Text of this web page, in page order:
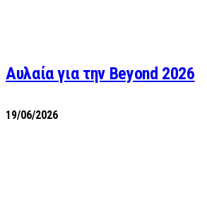
Αυλαία για την Beyond 2026
19/06/2026